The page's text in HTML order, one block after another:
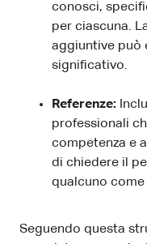
conosci,
per ciascuna.
aggiuntive può
significativo.
Referenze:
professionali
competenza e
di chiedere il
qualcuno
Seguendo questa